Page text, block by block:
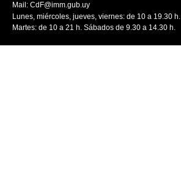
Mail: CdF@imm.gub.uy
Lunes, miércoles, jueves, viernes: de 10 a 19.30 h.
Martes: de 10 a 21 h. Sábados de 9.30 a 14.30 h.